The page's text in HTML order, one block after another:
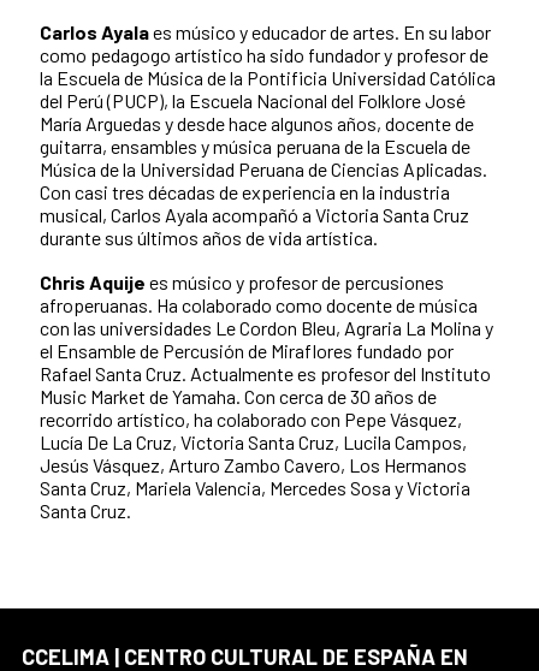
Carlos Ayalaes músico y educador de artes. En su labor
como pedagogo artístico ha sido fundador y profesor de
la Escuela de Música de la Pontificia Universidad Católica
del Perú (PUCP), la Escuela Nacional del Folklore José
María Arguedas y desde hace algunos años, docente de
guitarra, ensambles y música peruana de la Escuela de
Música de la Universidad Peruana de Ciencias Aplicadas.
Con casi tres décadas de experiencia en la industria
musical, Carlos Ayala acompañó a Victoria Santa Cruz
durante sus últimos años de vida artística.
Chris Aquije es músico y profesor de percusiones
afroperuanas. Ha colaborado como docente de música
con las universidades Le Cordon Bleu, Agraria La Molina y
el Ensamble de Percusión de Miraflores fundado por
Rafael Santa Cruz. Actualmente es profesor del Instituto
Music Market de Yamaha. Con cerca de 30 años de
recorrido artístico, ha colaborado con Pepe Vásquez,
Lucía De La Cruz, Victoria Santa Cruz, Lucila Campos,
Jesús Vásquez, Arturo Zambo Cavero, Los Hermanos
Santa Cruz, Mariela Valencia, Mercedes Sosa y Victoria
Santa Cruz.
CCELIMA | CENTRO CULTURAL DE ESPAÑA EN